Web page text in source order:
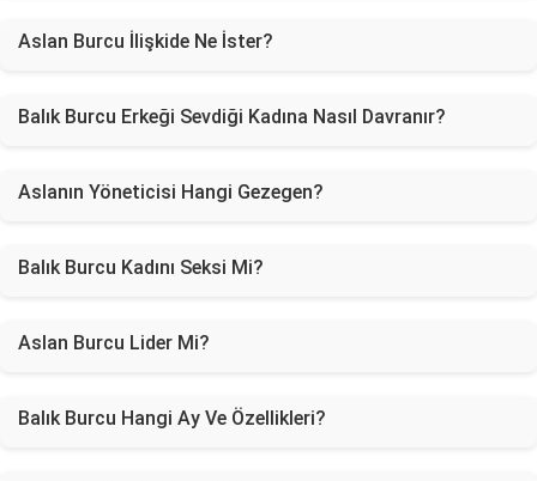
Aslan Burcu İlişkide Ne İster?
Balık Burcu Erkeği Sevdiği Kadına Nasıl Davranır?
Aslanın Yöneticisi Hangi Gezegen?
Balık Burcu Kadını Seksi Mi?
Aslan Burcu Lider Mi?
Balık Burcu Hangi Ay Ve Özellikleri?